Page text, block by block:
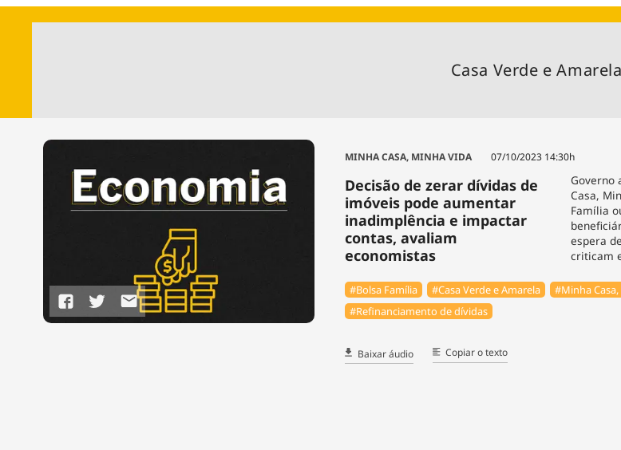
Casa Verde e Amarela
MINHA CASA, MINHA VIDA 07/10/2023 14:30h
Decisão de zerar dívidas de
imóveis pode aumentar
inadimplência e impactar
contas, avaliam
economistas
Governo
Casa,
Família
espera
criticam
#Bolsa Família #Casa Verde e Amarela
#Minha
#Refinanciamento de dívidas
Baixar áudio Copiar o texto